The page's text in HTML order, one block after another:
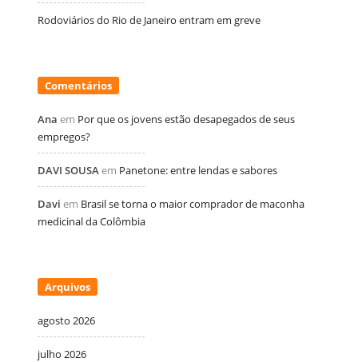
Rodoviários do Rio de Janeiro entram em greve
Comentários
Ana em Por que os jovens estão desapegados de seus
empregos?
DAVI SOUSAem Panetone: entre lendas e sabores
Davi em Brasil se torna o maior comprador de maconha
medicinal da Colômbia
Arquivos
agosto 2026
julho 2026